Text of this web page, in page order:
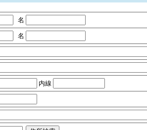
名
名
内線